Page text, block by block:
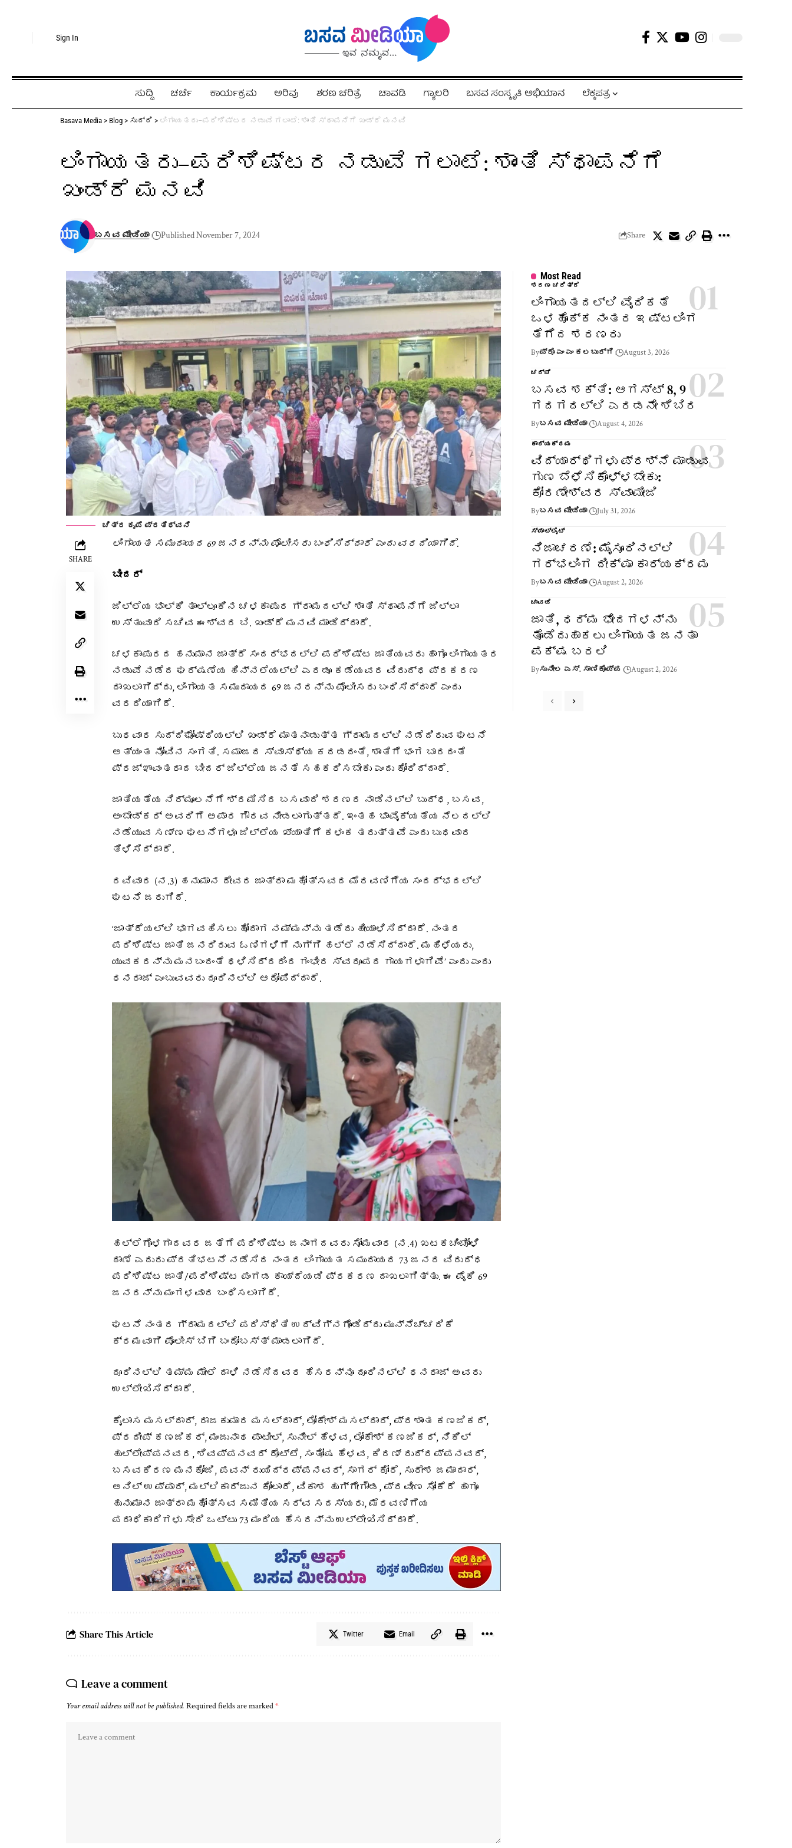
Sign In
ಸುದ್ದಿ ಚರ್ಚೆ ಕಾರ್ಯಕ್ರಮ ಅರಿವು ಶರಣ ಚರಿತ್ರೆ ಚಾವಡಿ ಗ್ಯಾಲರಿ ಬಸವ ಸಂಸ್ಕೃತಿ ಅಭಿಯಾನ ಲೆಕ್ಕಪತ್ರ
Basava Media > Blog > ಸುದ್ದಿ > ಲಿಂಗಾಯತರು–ಪರಿಶಿಷ್ಟರ ನಡುವೆ ಗಲಾಟೆ: ಶಾಂತಿ ಸ್ಥಾಪನೆಗೆ ಖಂಡ್ರೆ ಮನವಿ
ಲಿಂಗಾಯತರು–ಪರಿಶಿಷ್ಟರ ನಡುವೆ ಗಲಾಟೆ: ಶಾಂತಿ ಸ್ಥಾಪನೆಗೆ
ಖಂಡ್ರೆ ಮನವಿ
ಬಸವ ಮೀಡಿಯಾ Published November 7, 2024 Share
ಚಿತ್ರ ಕೃಪೆ ಪ್ರತಿಧ್ವನಿ
SHARE
ಲಿಂಗಾಯತ ಸಮುದಾಯದ 69 ಜನರನ್ನು ಪೊಲೀಸರು ಬಂಧಿಸಿದ್ದಾರೆ ಎಂದು ವರದಿಯಾಗಿದೆ.
ಬೀದರ್‌
ಜಿಲ್ಲೆಯ ಭಾಲ್ಕಿ ತಾಲ್ಲೂಕಿನ ಚಳಕಾಪುರ ಗ್ರಾಮದಲ್ಲಿ ಶಾಂತಿ ಸ್ಥಾಪನೆಗೆ ಜಿಲ್ಲಾ
ಉಸ್ತುವಾರಿ ಸಚಿವ ಈಶ್ವರ ಬಿ. ಖಂಡ್ರೆ ಮನವಿ ಮಾಡಿದ್ದಾರೆ.
ಚಳಕಾಪುರದ ಹನುಮಾನ ಜಾತ್ರೆ ಸಂದರ್ಭದಲ್ಲಿ ಪರಿಶಿಷ್ಟ ಜಾತಿಯವರು ಹಾಗೂ ಲಿಂಗಾಯತರ
ನಡುವೆ ನಡೆದ ಘರ್ಷಣೆಯ ಹಿನ್ನಲೆಯಲ್ಲಿ ಎರಡೂ ಕಡೆಯವರ ವಿರುದ್ಧ ಪ್ರಕರಣ
ದಾಖಲಾಗಿದ್ದು, ಲಿಂಗಾಯತ ಸಮುದಾಯದ 69 ಜನರನ್ನು ಪೊಲೀಸರು ಬಂಧಿಸಿದ್ದಾರೆ ಎಂದು
ವರದಿಯಾಗಿದೆ.
ಬುಧವಾರ ಸುದ್ದಿಘೋಷ್ಠಿಯಲ್ಲಿ ಖಂಡ್ರೆ ಮಾತನಾಡುತ್ತ ಗ್ರಾಮದಲ್ಲಿ ನಡೆದಿರುವ ಘಟನೆ
ಅತ್ಯಂತ ನೋವಿನ ಸಂಗತಿ. ಸಮಾಜದ ಸ್ವಾಸ್ಥ್ಯ ಕದಡದಂತೆ, ಶಾಂತಿಗೆ ಭಂಗ ಬಾರದಂತೆ
ಪ್ರಜ್ಞಾವಂತರಾದ ಬೀದರ್ ಜಿಲ್ಲೆಯ ಜನತೆ ಸಹಕರಿಸಬೇಕು ಎಂದು ಕೋರಿದ್ದಾರೆ.
ಜಾತಿಯತೆಯ ನಿರ್ಮೂಲನೆಗೆ ಶ್ರಮಿಸಿದ ಬಸವಾದಿ ಶರಣರ ನಾಡಿನಲ್ಲಿ ಬುದ್ಧ, ಬಸವ,
ಅಂಬೇಡ್ಕರ್ ಅವರಿಗೆ ಅಪಾರ ಗೌರವ ನೀಡಲಾಗುತ್ತದೆ. ಇಂತಹ ಭಾವೈಕ್ಯತೆಯ ನೆಲದಲ್ಲಿ
ನಡೆಯುವ ಸಣ್ಣ ಘಟನೆಗಳೂ ಜಿಲ್ಲೆಯ ಖ್ಯಾತಿಗೆ ಕಳಂಕ ತರುತ್ತವೆ ಎಂದು ಬುಧವಾರ
ತಿಳಿಸಿದ್ದಾರೆ.
ರವಿವಾರ (ನ.3) ಹನುಮಾನ ದೇವರ ಜಾತ್ರಾ ಮಹೋತ್ಸವದ ಮೆರವಣಿಗೆಯ ಸಂದರ್ಭದಲ್ಲಿ
ಘಟನೆ ಜರುಗಿದೆ.
‘ಜಾತ್ರೆಯಲ್ಲಿ ಭಾಗವಹಿಸಲು ಹೋದಾಗ ನಮ್ಮನ್ನು ತಡೆದು ಹೀಯಾಳಿಸಿದ್ದಾರೆ. ನಂತರ
ಪರಿಶಿಷ್ಟ ಜಾತಿ ಜನರಿರುವ ಓಣಿಗಳಿಗೆ ನುಗ್ಗಿ ಹಲ್ಲೆ ನಡೆಸಿದ್ದಾರೆ. ಮಹಿಳೆಯರು,
ಯುವಕರನ್ನು ಮನಬಂದಂತೆ ಥಳಿಸಿದ್ದರಿಂದ ಗಂಭೀರ ಸ್ವರೂಪದ ಗಾಯಗಳಾಗಿವೆ’ ಎಂದು ಎಂದು
ಧನರಾಜ್ ಎಂಬುವವರು ದೂರಿನಲ್ಲಿ ಆರೋಪಿದ್ದಾರೆ.
ಹಲ್ಲೆಗೊಳಗಾದವರ ಜತೆಗೆ ಪರಿಶಿಷ್ಟ ಜನಾಂಗದವರು ಸೋಮವಾರ (ನ.4) ಖಟಕಚಿಂಚೋಳಿ
ಠಾಣೆ ಎದುರು ಪ್ರತಿಭಟನೆ ನಡೆಸಿದ ನಂತರ ಲಿಂಗಾಯತ ಸಮುದಾಯದ 73 ಜನರ ವಿರುದ್ಧ
ಪರಿಶಿಷ್ಟ ಜಾತಿ/ಪರಿಶಿಷ್ಟ ಪಂಗಡ ಕಾಯ್ದೆಯಡಿ ಪ್ರಕರಣ ದಾಖಲಾಗಿತ್ತು. ಈ ಪೈಕಿ 69
ಜನರನ್ನು ಮಂಗಳವಾರ ಬಂಧಿಸಲಾಗಿದೆ.
ಘಟನೆ ನಂತರ ಗ್ರಾಮದಲ್ಲಿ ಪರಿಸ್ಥಿತಿ ಉದ್ವಿಗ್ನಗೊಂಡಿದ್ದು ಮುನ್ನೆಚ್ಚರಿಕೆ
ಕ್ರಮವಾಗಿ ಪೊಲೀಸ್‌ ಬಿಗಿ ಬಂದೋಬಸ್ತ್‌ ಮಾಡಲಾಗಿದೆ.
ದೂರಿನಲ್ಲಿ ತಮ್ಮ ಮೇಲೆ ದಾಳಿ ನಡೆಸಿದವರ ಹೆಸರನ್ನೂ ದೂರಿನಲ್ಲಿ ಧನರಾಜ್ ಅವರು
ಉಲ್ಲೇಖಿಸಿದ್ದಾರೆ.
ಕೈಲಾಸ ಮಸಲ್ದಾರ್, ರಾಜಕುಮಾರ ಮಸಲ್ದಾರ್, ಲೋಕೇಶ್ ಮಸಲ್ದಾರ್, ಪ್ರಶಾಂತ ಕಣಜಿಕರ್,
ಪ್ರದೀಪ್ ಕಣಜಿಕರ್, ಮಂಜುನಾಥ ಪಾಟೀಲ್, ಸುನೀಲ್ ಹೆಳವ, ಲೋಕೇಶ್ ಕಣಜಿಕರ್, ನಿಕಿಲ್
ಹುಲ್ಲೇಪ್ಪನವರ, ಶಿವಪ್ಪನವರ್ ರೊಟ್ಟೆ, ಸಂತೋಷ ಹೆಳವ, ಕಿರಣ್ ರುದ್ರಪ್ಪನವರ್,
ಬಸವಕಿರಣ ಮನಕೋಜಿ, ಪವನ್ ರುಯಿದ್ರಪ್ಪನವರ್, ಸಾಗರ್ ಕೋರೆ, ಸುರೇಶ ಜಮಾದಾರ್,
ಅನಿಲ್ ಉಪ್ಪಾರ್, ಮಲ್ಲಿಕಾರ್ಜುನ ಕೋಲಾರೆ, ವಿಕಾಶ ಹುಗ್ಗೇಗೌಡ, ಪ್ರವೀಣ ಸೋಂಕೆರೆ ಹಾಗೂ
ಹುನುಮಾನ ಜಾತ್ರಾ ಮಹೋತ್ಸವ ಸಮಿತಿಯ ಸರ್ವ ಸದಸ್ಯರು, ಮೆರವಣಿಗೆಯ
ಪದಾಧಿಕಾರಿಗಳು ಸೇರಿ ಒಟ್ಟು 73 ಮಂದಿಯ ಹೆಸರನ್ನು ಉಲ್ಲೇಖಿಸಿದ್ದಾರೆ.
Share This Article Twitter Email
Leave a comment
Your email address will not be published. Required fields are marked*
Most Read
ಶರಣ ಚರಿತ್ರೆ
ಲಿಂಗಾಯತದಲ್ಲಿ ವೈದಿಕತೆ
ಒಳಹೊಕ್ಕ ನಂತರ ಇಷ್ಟಲಿಂಗ
ತೆಗೆದ ಶರಣರು
Byಪ್ರೊ ಎಂ ಎಂ ಕಲಬುರ್ಗಿ August 3, 2026
ಚರ್ಚೆ
ಬಸವ ಶಕ್ತಿ: ಆಗಸ್ಟ್ 8, 9
ಗದಗದಲ್ಲಿ ಎರಡನೇ ಶಿಬಿರ
Byಬಸವ ಮೀಡಿಯಾ August 4, 2026
ಕಾರ್ಯಕ್ರಮ
ವಿದ್ಯಾರ್ಥಿಗಳು ಪ್ರಶ್ನೆ ಮಾಡುವ
ಗುಣ ಬೆಳೆಸಿಕೊಳ್ಳಬೇಕು:
ಕೋರಣೇಶ್ವರ ಸ್ವಾಮೀಜಿ
Byಬಸವ ಮೀಡಿಯಾ July 31, 2026
ಸ್ಪಾಟ್‌ಲೈಟ್
ನಿಜಾಚರಣೆ: ಮೈಸೂರಿನಲ್ಲಿ
ಗರ್ಭಲಿಂಗ ದೀಕ್ಷಾ ಕಾರ್ಯಕ್ರಮ
Byಬಸವ ಮೀಡಿಯಾ August 2, 2026
ಚಾವಡಿ
ಜಾತಿ, ಧರ್ಮ ಭೇದಗಳನ್ನು
ತೊಡೆದುಹಾಕಲು ಲಿಂಗಾಯತ ಜನತಾ
ಪಕ್ಷ ಬರಲಿ
Byಸುನೀಲ ಎಸ್. ಸಾಣಿಕೊಪ್ಪ August 2, 2026